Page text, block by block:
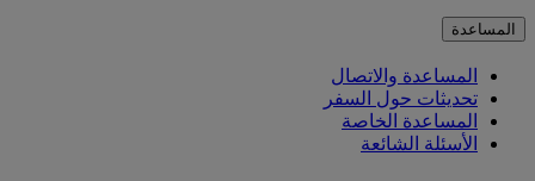
المساعدة
المساعدة والاتصال
تحديثات حول السفر
المساعدة الخاصة
الأسئلة الشائعة